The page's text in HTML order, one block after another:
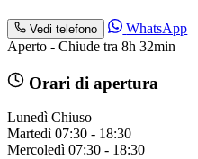
Vedi telefono
WhatsApp
Aperto - Chiude tra 8h 32min
Orari di apertura
Lunedì Chiuso
Martedì 07:30 - 18:30
Mercoledì 07:30 - 18:30